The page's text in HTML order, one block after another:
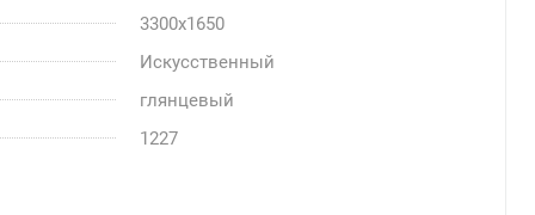
3300x1650
Искусственный
глянцевый
1227